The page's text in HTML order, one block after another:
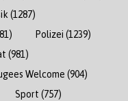
(1287)
Polizei (1239)
(981)
Welcome (904)
Sport (757)